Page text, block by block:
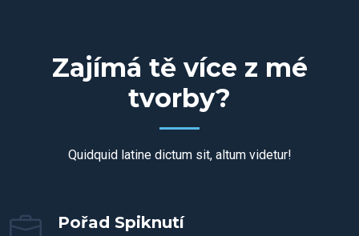
Zajímá tě více z mé
tvorby?
Quidquid latine dictum sit, altum videtur!
Pořad Spiknutí